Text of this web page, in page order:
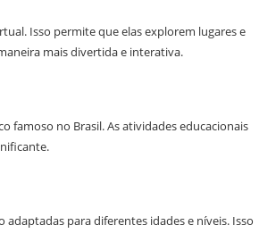
Isso permite que elas explorem lugares e
mais divertida e interativa.
famoso no Brasil. As atividades educacionais
adaptadas para diferentes idades e níveis. Isso